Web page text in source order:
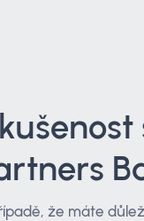
že máte